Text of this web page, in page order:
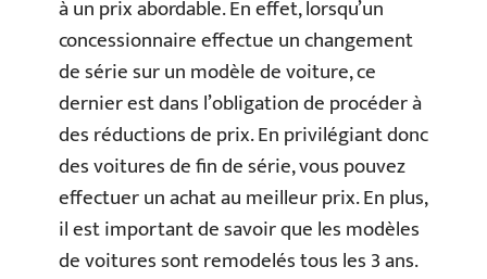
à un prix abordable. En effet, lorsqu’un
concessionnaire effectue un changement
de série sur un modèle de voiture, ce
dernier est dans l’obligation de procéder à
des réductions de prix. En privilégiant donc
des voitures de fin de série, vous pouvez
effectuer un achat au meilleur prix. En plus,
il est important de savoir que les modèles
de voitures sont remodelés tous les 3 ans.